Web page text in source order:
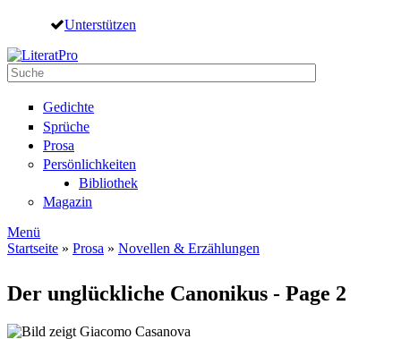
Direkt zum Inhalt
Unterstützen
Suche
Gedichte
Sprüche
Prosa
Persönlichkeiten
Bibliothek
Magazin
Menü
Startseite » Prosa » Novellen & Erzählungen
Der unglückliche Canonikus - Page 2